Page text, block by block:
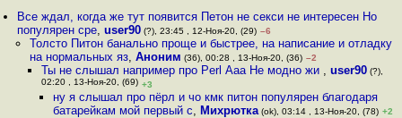
Все ждал, когда же тут появится Петон не секси не интересен Но
популярен сре,user90 (?), 23:45 , 12-Ноя-20, (29) –6
Толсто Питон банально проще и быстрее, на написание и отладку
на нормальных яз, Аноним (36), 00:28 , 13-Ноя-20, (36) –2
Ты не слышал например про Perl Ааа Не модно жи , user90(?),
02:20 , 13-Ноя-20, (69) +3
ну я слышал про пёрл и чо кмк питон популярен благодаря
батарейкам мой первый с, Михрютка (ok), 03:14 , 13-Ноя-20, (78) +2